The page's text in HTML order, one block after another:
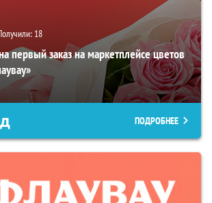
18
первый заказ на маркетплейсе цветов
ПОДРОБНЕЕ